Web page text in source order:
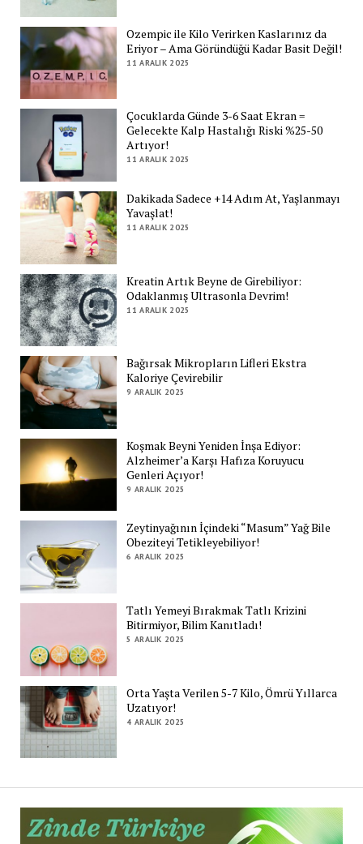
Ozempic ile Kilo Verirken Kaslarınız da
Eriyor – Ama Göründüğü Kadar Basit Değil!
11 ARALIK 2025
Çocuklarda Günde 3-6 Saat Ekran =
Gelecekte Kalp Hastalığı Riski %25-50
Artıyor!
11 ARALIK 2025
Dakikada Sadece +14 Adım At, Yaşlanmayı
Yavaşlat!
11 ARALIK 2025
Kreatin Artık Beyne de Girebiliyor:
Odaklanmış Ultrasonla Devrim!
11 ARALIK 2025
Bağırsak Mikropların Lifleri Ekstra
Kaloriye Çevirebilir
9 ARALIK 2025
Koşmak Beyni Yeniden İnşa Ediyor:
Alzheimer’a Karşı Hafıza Koruyucu
Genleri Açıyor!
9 ARALIK 2025
Zeytinyağının İçindeki “Masum” Yağ Bile
Obeziteyi Tetikleyebiliyor!
6 ARALIK 2025
Tatlı Yemeyi Bırakmak Tatlı Krizini
Bitirmiyor, Bilim Kanıtladı!
5 ARALIK 2025
Orta Yaşta Verilen 5-7 Kilo, Ömrü Yıllarca
Uzatıyor!
4 ARALIK 2025